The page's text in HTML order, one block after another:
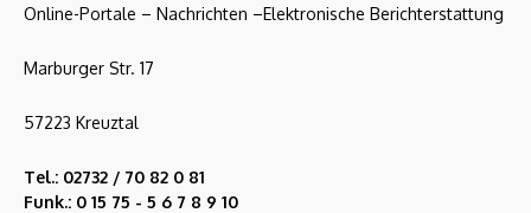
Online-Portale – Nachrichten –Elektronische Berichterstattung
Marburger Str. 17
57223 Kreuztal
Tel.: 02732 / 70 82 0 81
Funk.: 0 15 75 - 5 6 7 8 9 10